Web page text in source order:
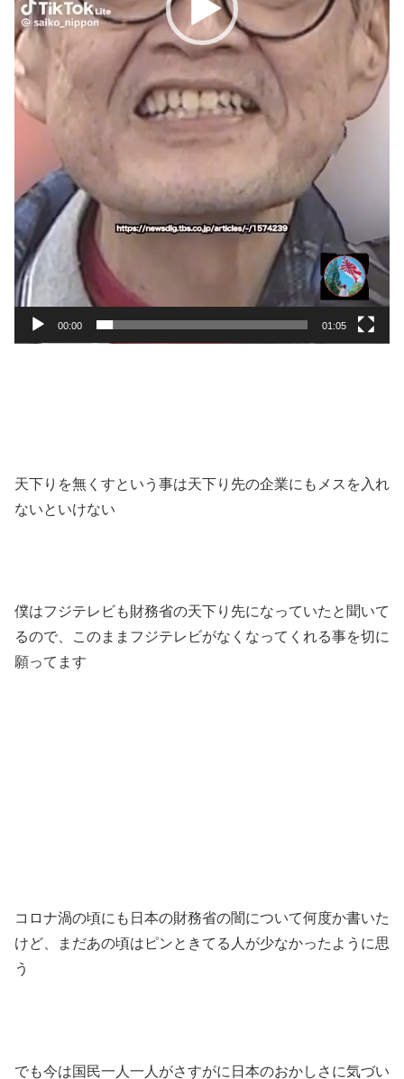
00:00 01:05
天下りを無くすという事は天下り先の企業にもメスを入れ
ないといけない
僕はフジテレビも財務省の天下り先になっていたと聞いて
るので、このままフジテレビがなくなってくれる事を切に
願ってます
コロナ渦の頃にも日本の財務省の闇について何度か書いた
けど、まだあの頃はピンときてる人が少なかったように思
う
でも今は国民一人一人がさすがに日本のおかしさに気づい